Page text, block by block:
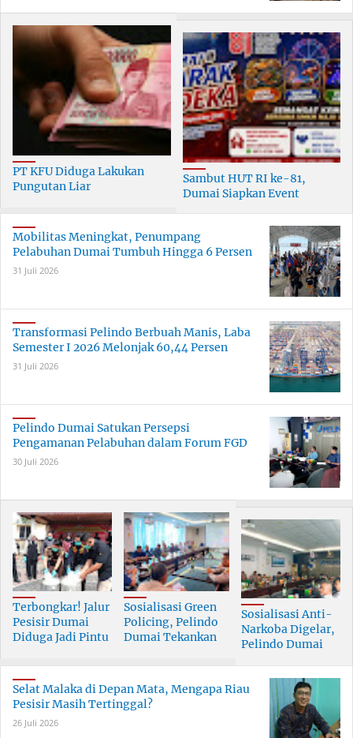
PT KFU Diduga Lakukan
Pungutan Liar
Dumai
Sambut HUT RI ke-81,
Dumai Siapkan Event
Mobilitas Meningkat, Penumpang
Pelabuhan Dumai Tumbuh Hingga 6 Persen
31 Juli 2026
Transformasi Pelindo Berbuah Manis, Laba
Semester I 2026 Melonjak 60,44 Persen
31 Juli 2026
Pelindo Dumai Satukan Persepsi
Pengamanan Pelabuhan dalam Forum FGD
30 Juli 2026
Terbongkar! Jalur
Pesisir Dumai
Diduga Jadi Pintu
Skala Besar
Sosialisasi Green
Policing, Pelindo
Dumai Tekankan
Bersama
Sosialisasi Anti-
Narkoba Digelar,
Pelindo Dumai
Selat Malaka di Depan Mata, Mengapa Riau
Pesisir Masih Tertinggal?
26 Juli 2026